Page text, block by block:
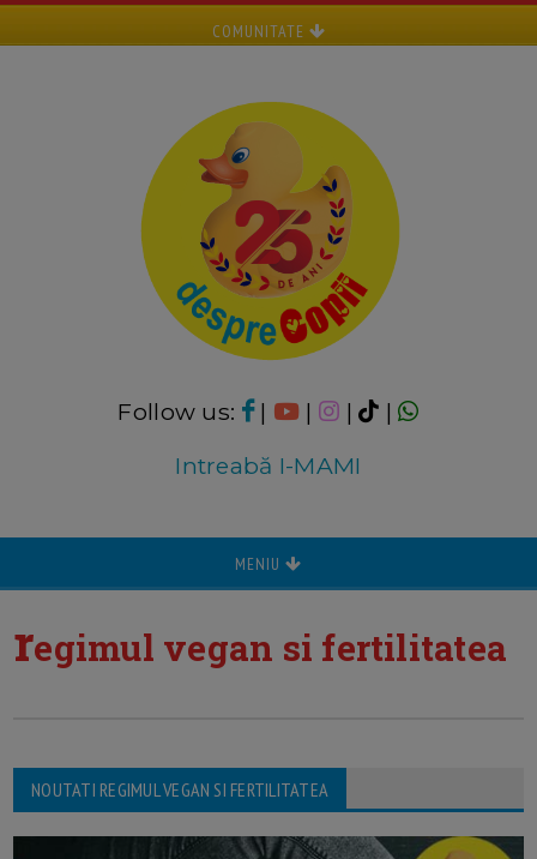
COMUNITATE
Follow us: | | |
|
Intreabă I-MAMI
MENIU
regimul vegan si fertilitatea
NOUTATI REGIMUL VEGAN SI FERTILITATEA